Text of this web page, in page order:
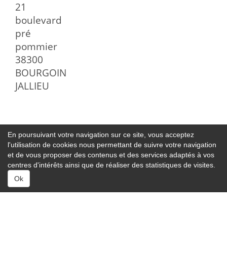
21
boulevard
pré
pommier
38300
BOURGOIN
JALLIEU
En poursuivant votre navigation sur ce site, vous acceptez
l'utilisation de cookies nous permettant de suivre votre navigation
et de vous proposer des contenus et des services adaptés à vos
centres d'intérêts ainsi que de réaliser des statistiques de visites.
Ok